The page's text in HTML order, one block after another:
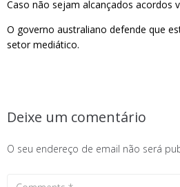
Caso não sejam alcançados acordos
O governo australiano defende que
setor mediático.
Deixe um comentário
O seu endereço de email não será